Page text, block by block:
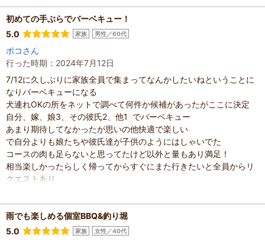
初めての手ぶらでバーベキュー！
5.0
家族 男性／60代
ポコさん
行った時期：2024年7月12日
7/12に久しぶりに家族全員で集まってなんかしたいねということに
なりバーベキューになる
犬連れOKの所をネットで調べて何件か候補があったがここに決定
自分、嫁、娘3、その彼氏2、他1 でバーベキュー
あまり期待してなかったが思いの他快適で楽しい
で自分よりも娘たちや彼氏達が子供のようにはしゃいでた
コースの肉も足らないと思ってたけど以外と量もあり満足！
相当楽しかったらしく帰ってからすぐにまた行きたいと全員からリ
クエストあり
混雑具合：やや空いていた
滞在時間：3時間以上
家族の内訳：お子様、配偶者、その他
雨でも楽しめる個室BBQ&釣り堀
5.0
家族 女性／40代